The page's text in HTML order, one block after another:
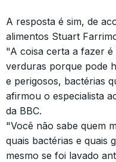
A resposta é sim, de
alimentos Stuart
"A coisa certa a fazer
verduras porque pode
e perigosos, bactérias
afirmou o especialista
da BBC.
"Você não sabe quem
quais bactérias e quais
mesmo se foi lavado